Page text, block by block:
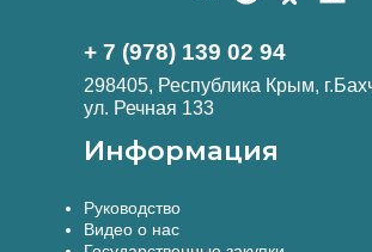
+ 7 (978) 139 02 94
298405, Республика Крым,
ул. Речная 133
Информация
Руководство
Видео о нас